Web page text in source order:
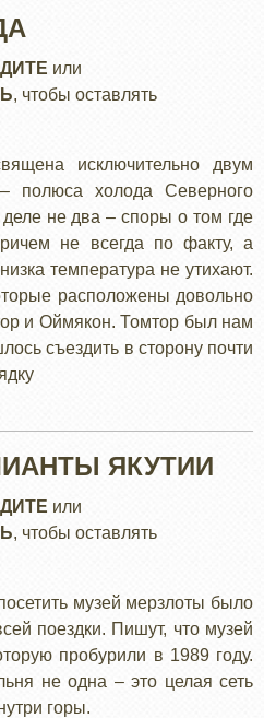
или
, чтобы оставлять
исключительно двум
полюса холода Северного
не два – споры о том где
не всегда по факту, а
температура не утихают.
расположены довольно
и Оймякон. Томтор был нам
съездить в сторону почти
ЯКУТИИ
или
, чтобы оставлять
музей мерзлоты было
поездки. Пишут, что музей
пробурили в 1989 году.
не одна – это целая сеть
горы.